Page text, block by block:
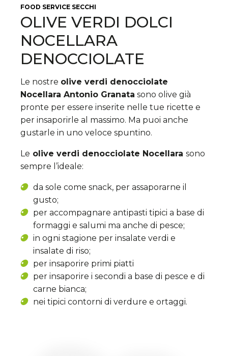
FOOD SERVICE SECCHI
OLIVE VERDI DOLCI
NOCELLARA
DENOCCIOLATE
Le nostre olive verdi denocciolate
Nocellara Antonio Granata sono olive già
pronte per essere inserite nelle tue ricette e
per insaporirle al massimo. Ma puoi anche
gustarle in uno veloce spuntino.
Le olive verdi denocciolate Nocellara sono
sempre l’ideale:
da sole come snack, per assaporarne il
gusto;
per accompagnare antipasti tipici a base di
formaggi e salumi ma anche di pesce;
in ogni stagione per insalate verdi e
insalate di riso;
per insaporire primi piatti
per insaporire i secondi a base di pesce e di
carne bianca;
nei tipici contorni di verdure e ortaggi.